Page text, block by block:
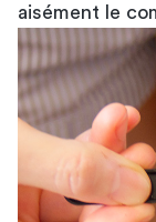
aisément le